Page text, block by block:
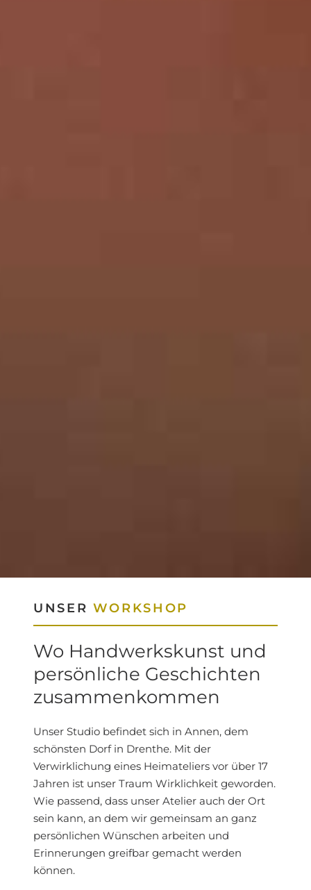
UNSER WORKSHOP
Wo Handwerkskunst und
persönliche Geschichten
zusammenkommen
Unser Studio befindet sich in Annen, dem
schönsten Dorf in Drenthe. Mit der
Verwirklichung eines Heimateliers vor über 17
Jahren ist unser Traum Wirklichkeit geworden.
Wie passend, dass unser Atelier auch der Ort
sein kann, an dem wir gemeinsam an ganz
persönlichen Wünschen arbeiten und
Erinnerungen greifbar gemacht werden
können.